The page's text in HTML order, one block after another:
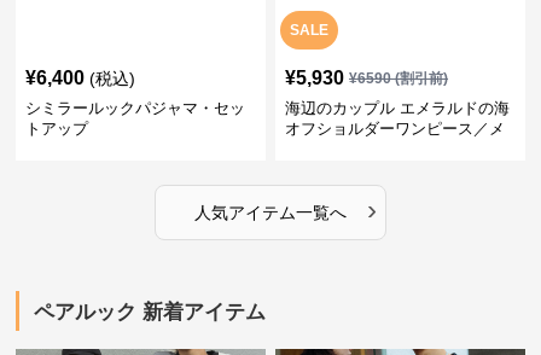
¥6,400 (税込)
シミラールックパジャマ・セッ
トアップ
SALE
¥5,930 ¥6590(割引前)
海辺のカップル エメラルドの海
オフショルダーワンピース／メ
人気アイテム一覧へ ›
ペアルック 新着アイテム